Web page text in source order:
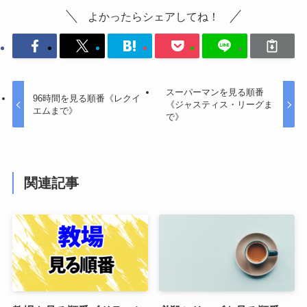
よかったらシェアしてね！
96時間を見る順番《レクイ
エムまで》
スーパーマンを見る順番
《ジャスティス・リーグま
で》
関連記事